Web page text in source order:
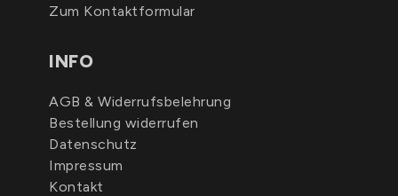
Zum Kontaktformular
INFO
AGB & Widerrufsbelehrung
Bestellung widerrufen
Datenschutz
Impressum
Kontakt